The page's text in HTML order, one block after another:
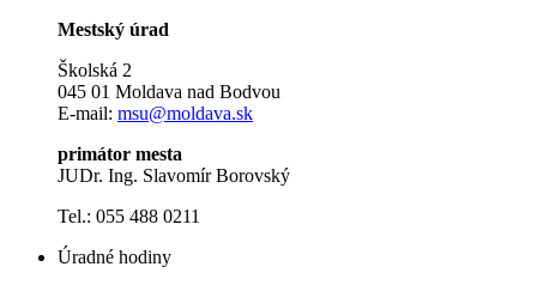
Mestský úrad
Školská 2
045 01 Moldava nad Bodvou
E-mail: msu@moldava.sk
primátor mesta
JUDr. Ing. Slavomír Borovský
Tel.: 055 488 0211
Úradné hodiny